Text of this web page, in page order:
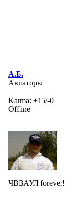
А.Б.
Авиаторы
Karma: +15/-0
Offline
ЧВВАУЛ forever!